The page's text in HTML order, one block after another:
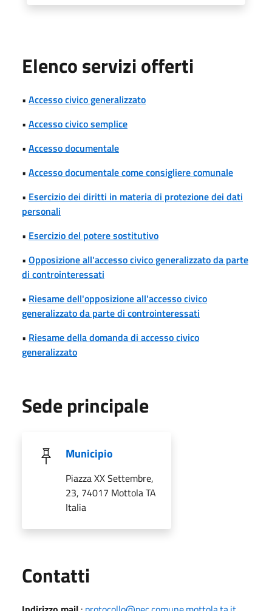
Elenco servizi offerti
• Accesso civico generalizzato
• Accesso civico semplice
• Accesso documentale
• Accesso documentale come consigliere comunale
• Esercizio dei diritti in materia di protezione dei dati
personali
• Esercizio del potere sostitutivo
• Opposizione all'accesso civico generalizzato da parte
di controinteressati
• Riesame dell'opposizione all'accesso civico
generalizzato da parte di controinteressati
• Riesame della domanda di accesso civico
generalizzato
Sede principale
Municipio
Piazza XX Settembre,
23, 74017 Mottola TA
Italia
Contatti